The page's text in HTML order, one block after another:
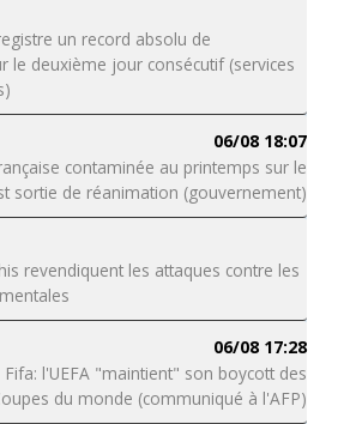
un record absolu de
le deuxième jour consécutif (services
06/08 18:07
contaminée au printemps sur le
sortie de réanimation (gouvernement)
revendiquent les attaques contre les
06/08 17:28
Fifa: l'UEFA "maintient" son boycott des
du monde (communiqué à l'AFP)